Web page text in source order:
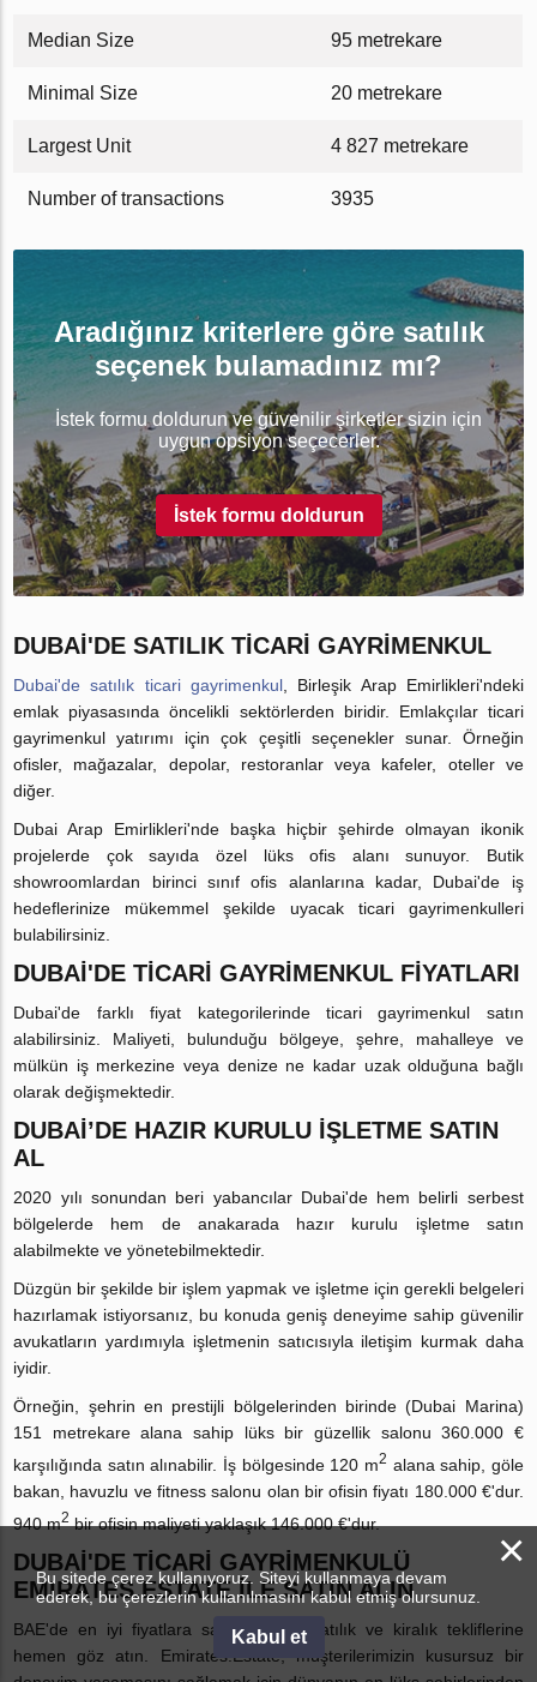
Median Size 95 metrekare
Minimal Size 20 metrekare
Largest Unit 4 827 metrekare
Number of transactions 3935
Aradığınız kriterlere göre satılık
seçenek bulamadınız mı?
İstek formu doldurun ve güvenilir şirketler sizin için
uygun opsiyon seçecerler.
İstek formu doldurun
DUBAİ'DE SATILIK TİCARİ GAYRİMENKUL
Dubai'de satılık ticari gayrimenkul, Birleşik Arap Emirlikleri'ndeki
emlak piyasasında öncelikli sektörlerden biridir. Emlakçılar ticari
gayrimenkul yatırımı için çok çeşitli seçenekler sunar. Örneğin
ofisler, mağazalar, depolar, restoranlar veya kafeler, oteller ve
diğer.
Dubai Arap Emirlikleri'nde başka hiçbir şehirde olmayan ikonik
projelerde çok sayıda özel lüks ofis alanı sunuyor. Butik
showroomlardan birinci sınıf ofis alanlarına kadar, Dubai'de iş
hedeflerinize mükemmel şekilde uyacak ticari gayrimenkulleri
bulabilirsiniz.
DUBAİ'DE TİCARİ GAYRİMENKUL FİYATLARI
Dubai'de farklı fiyat kategorilerinde ticari gayrimenkul satın
alabilirsiniz. Maliyeti, bulunduğu bölgeye, şehre, mahalleye ve
mülkün iş merkezine veya denize ne kadar uzak olduğuna bağlı
olarak değişmektedir.
DUBAİ’DE HAZIR KURULU IŞLETME SATIN
AL
2020 yılı sonundan beri yabancılar Dubai'de hem belirli serbest
bölgelerde hem de anakarada hazır kurulu işletme satın
alabilmekte ve yönetebilmektedir.
Düzgün bir şekilde bir işlem yapmak ve işletme için gerekli belgeleri
hazırlamak istiyorsanız, bu konuda geniş deneyime sahip güvenilir
avukatların yardımıyla işletmenin satıcısıyla iletişim kurmak daha
iyidir.
Örneğin, şehrin en prestijli bölgelerinden birinde (Dubai Marina)
151 metrekare alana sahip lüks bir güzellik salonu 360.000 €
karşılığında satın alınabilir. İş bölgesinde 120 m2 alana sahip, göle
bakan, havuzlu ve fitness salonu olan bir ofisin fiyatı 180.000 €'dur.
940 m2bir ofisin maliyeti yaklaşık 146.000 €'dur.
DUBAİ'DE TİCARİ GAYRİMENKULÜ
EMIRATES.ESTATE ILE SATIN ALIN
BAE'de en iyi fiyatlara sahip güncel satılık ve kiralık tekliflerine
hemen göz atın. Emirates.Estate, müşterilerimizin kusursuz bir
×
Bu sitede çerez kullanıyoruz. Siteyi kullanmaya devam
ederek, bu çerezlerin kullanılmasını kabul etmiş olursunuz.
Kabul et